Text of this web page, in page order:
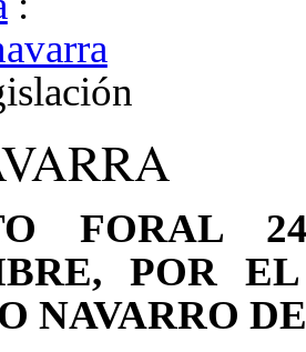
FORAL
POR
NAVARRO